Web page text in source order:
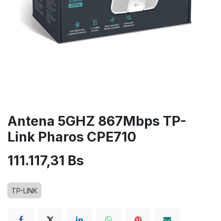
Antena 5GHZ 867Mbps TP-
Link Pharos CPE710
111.117,31 Bs
TP-LINK